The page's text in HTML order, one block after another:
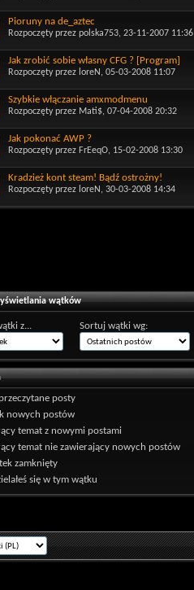
Pioruny na de_aztec
Rozpoczęty przez polska753, 23-11-2007 11:36
Jak zrobić sobie własny CFG ? [Program]
Rozpoczęty przez loreN , 05-03-2008 11:07
Szybkie włączanie amxmodmenu
Rozpoczęty przez Mati$, 07-04-2008 20:32
Jak pokonać AWP ?
Rozpoczęty przez FrEeqO, 15-02-2008 13:30
Kradzież kont steam! Bądź ostrożny!
Rozpoczęty przez loreN , 30-03-2008 14:34
wątków
z... Sortuj wątki wg:
posty
nowych postów
temat z nowymi postami
temat nie zawierający nowych postów
zamknięty
się w tym wątku